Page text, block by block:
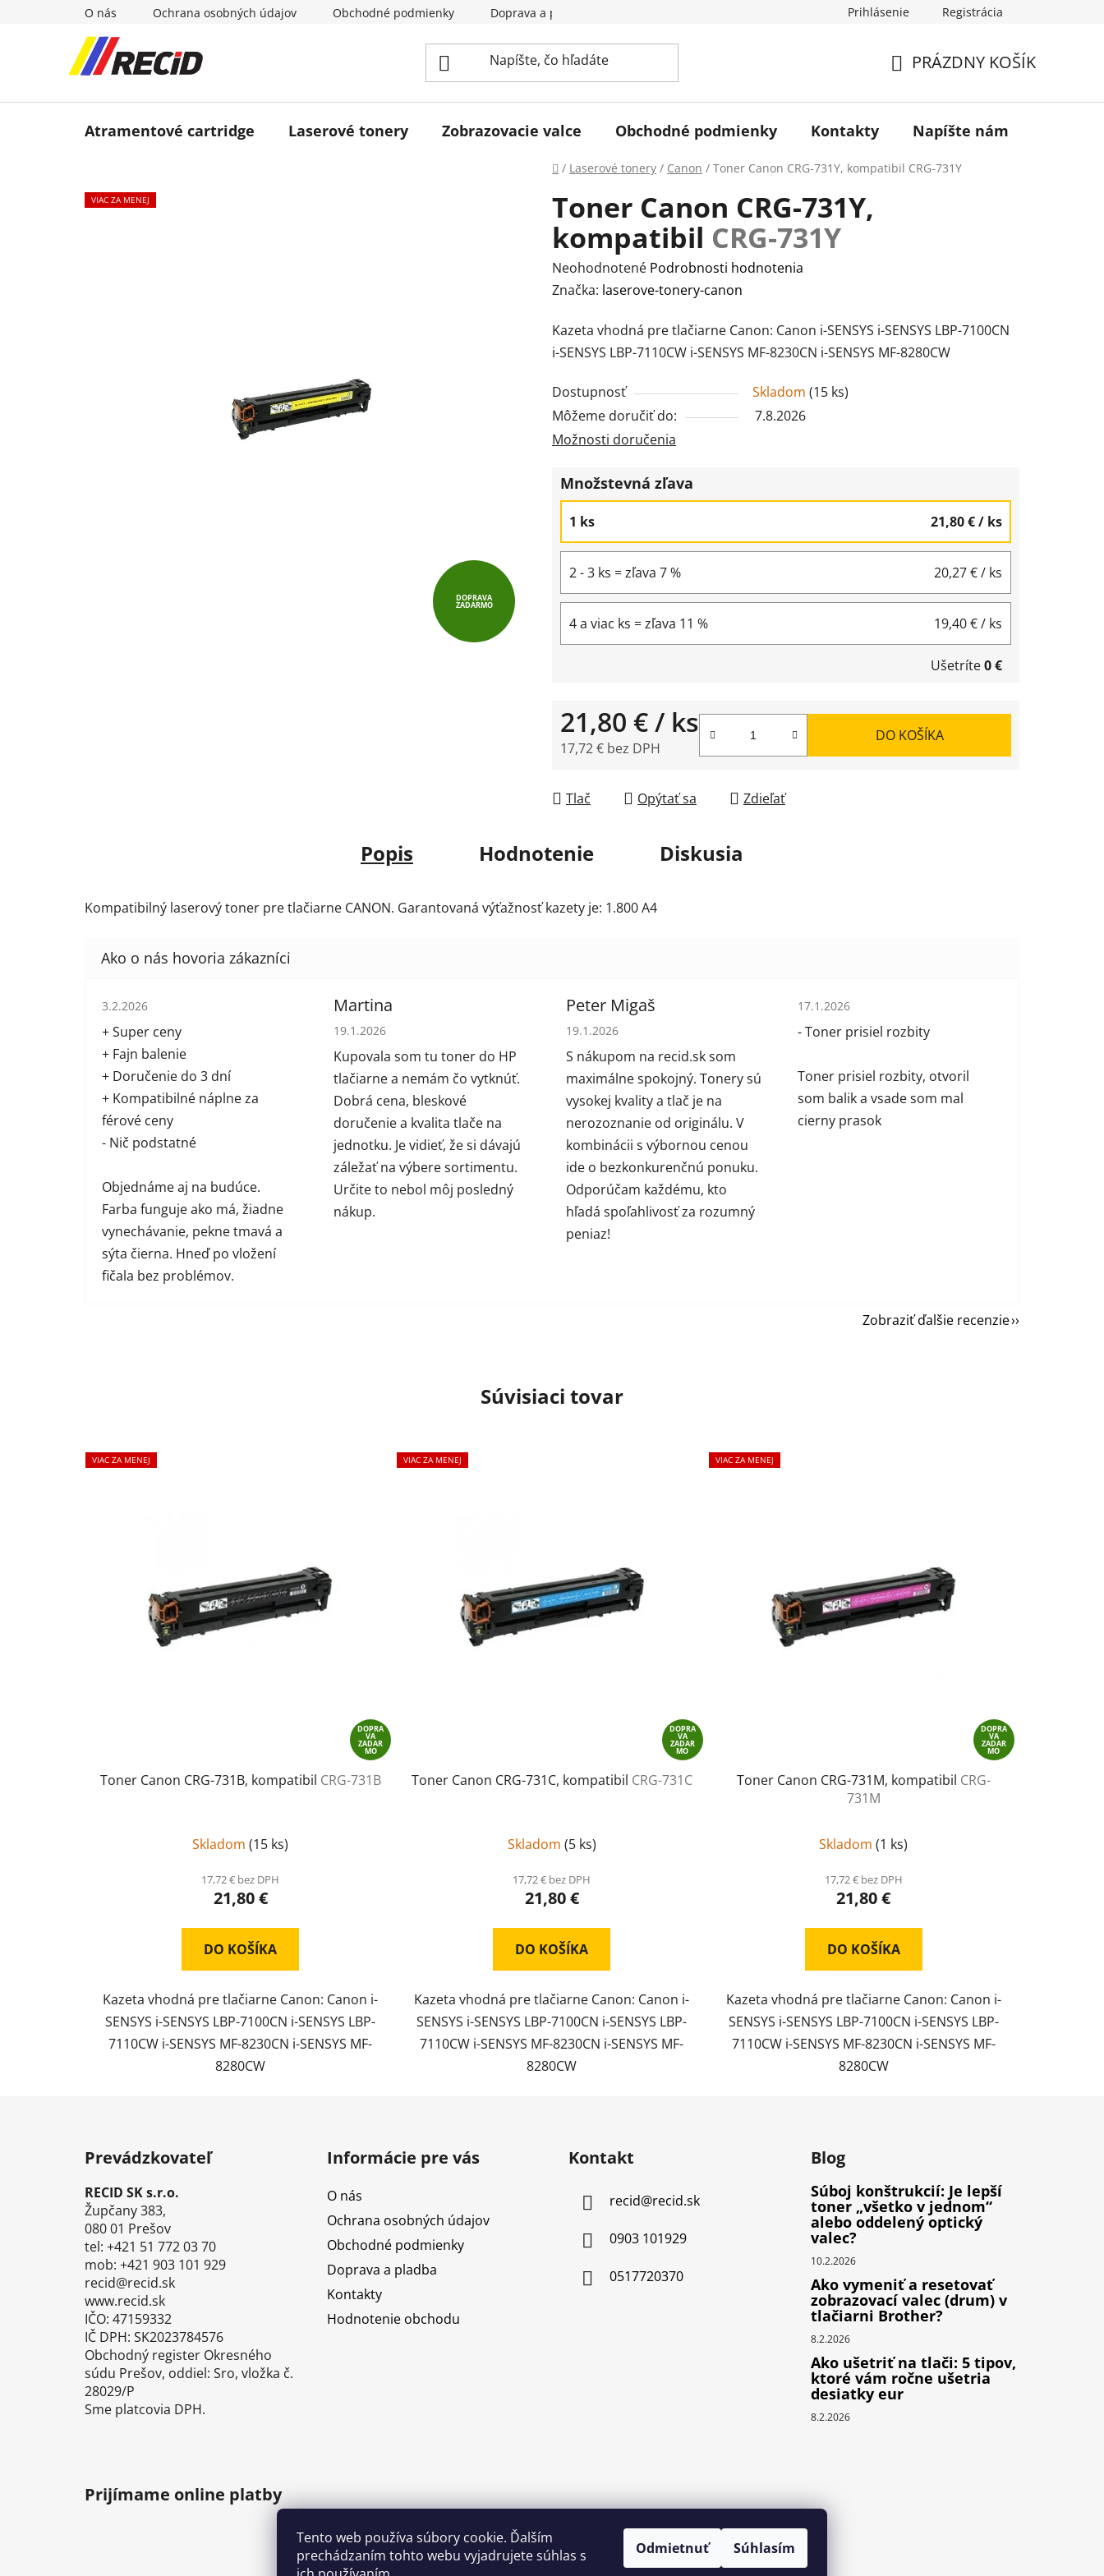
Tento web používa súbory cookie. Ďalším
prechádzaním tohto webu vyjadrujete súhlas s
Odmietnuť Súhlasím
O nás Ochrana osobných údajov Obchodné podmienky Doprava a pladba Prihlásenie Registrácia
KOŠÍK
PRÁZDNY KOŠÍK
Atramentové cartridge Laserové tonery Zobrazovacie valce Obchodné podmienky Kontakty Napíšte nám
Domov
/ Laserové tonery / Canon / Toner Canon CRG-731Y, kompatibil CRG-731Y
Toner Canon CRG-731Y,
kompatibil CRG-731Y
Priemerné
hodnotenie
je
0,0
5
hviezdičiek.
Neohodnotené Podrobnosti hodnotenia
Značka: laserove-tonery-canon
Kazeta vhodná pre tlačiarne Canon: Canon i-SENSYS i-SENSYS LBP-7100CN
i-SENSYS LBP-7110CW i-SENSYS MF-8230CN i-SENSYS MF-8280CW
Dostupnosť Skladom (15 ks)
Môžeme doručiť do:
7.8.2026
Možnosti doručenia
Množstevná zľava
1 ks 21,80 €/ ks
2 - 3 ks = zľava 7 % 20,27 €/ ks
4 a viac ks = zľava 11 % 19,40 €/ ks
Ušetríte0 €
21,80 €/ ks
17,72 € bez DPH
DO KOŠÍKA
Tlač Opýtať sa Zdieľať
VIAC ZA MENEJ
DOPRAVA
ZADARMO
Popis Hodnotenie Diskusia
Kompatibilný laserový toner pre tlačiarne CANON. Garantovaná výťažnosť kazety je: 1.800 A4
Hodnotenie obchodu je 5 z 5 hviezdičiek.
3.2.2026
+ Super ceny
+ Fajn balenie
+ Doručenie do 3 dní
+ Kompatibilné náplne za
férové ceny
- Nič podstatné
Objednáme aj na budúce.
Farba funguje ako má, žiadne
vynechávanie, pekne tmavá a
sýta čierna. Hneď po vložení
fičala bez problémov.
Martina
Hodnotenie obchodu je 5 z 5 hviezdičiek.
19.1.2026
Kupovala som tu toner do HP
tlačiarne a nemám čo vytknúť.
Dobrá cena, bleskové
doručenie a kvalita tlače na
jednotku. Je vidieť, že si dávajú
záležať na výbere sortimentu.
Určite to nebol môj posledný
nákup.
Peter Migaš
Hodnotenie obchodu je 5 z 5 hviezdičiek.
19.1.2026
S nákupom na recid.sk som
maximálne spokojný. Tonery sú
vysokej kvality a tlač je na
nerozoznanie od originálu. V
kombinácii s výbornou cenou
ide o bezkonkurenčnú ponuku.
Odporúčam každému, kto
hľadá spoľahlivosť za rozumný
peniaz!
Hodnotenie obchodu je 1 z 5 hviezdičiek.
17.1.2026
- Toner prisiel rozbity
Toner prisiel rozbity, otvoril
som balik a vsade som mal
cierny prasok
Zobraziť ďalšie recenzie
Súvisiaci tovar
VIAC ZA MENEJ
DOPRA
VA
ZADAR
MO
Toner Canon CRG-731B, kompatibil CRG-731B
Skladom(15 ks)
17,72 € bez DPH
21,80 €
DO KOŠÍKA
Kazeta vhodná pre tlačiarne Canon: Canon i-
SENSYS i-SENSYS LBP-7100CN i-SENSYS LBP-
7110CW i-SENSYS MF-8230CN i-SENSYS MF-
8280CW
VIAC ZA MENEJ
DOPRA
VA
ZADAR
MO
Toner Canon CRG-731C, kompatibil CRG-731C
Skladom (5 ks)
17,72 € bez DPH
21,80 €
DO KOŠÍKA
Kazeta vhodná pre tlačiarne Canon: Canon i-
SENSYS i-SENSYS LBP-7100CN i-SENSYS LBP-
7110CW i-SENSYS MF-8230CN i-SENSYS MF-
8280CW
VIAC ZA MENEJ
DOPRA
VA
ZADAR
MO
Toner Canon CRG-731M, kompatibil CRG-
731M
Skladom(1 ks)
17,72 € bez DPH
21,80 €
DO KOŠÍKA
Kazeta vhodná pre tlačiarne Canon: Canon i-
SENSYS i-SENSYS LBP-7100CN i-SENSYS LBP-
7110CW i-SENSYS MF-8230CN i-SENSYS MF-
8280CW
Prevádzkovateľ
RECID SK s.r.o.
Župčany 383,
080 01 Prešov
tel: +421 51 772 03 70
mob: +421 903 101 929
recid@recid.sk
www.recid.sk
IČO: 47159332
IČ DPH: SK2023784576
Obchodný register Okresného
súdu Prešov, oddiel: Sro, vložka č.
28029/P
Sme platcovia DPH.
Informácie pre vás
O nás
Ochrana osobných údajov
Obchodné podmienky
Doprava a pladba
Kontakty
Hodnotenie obchodu
Kontakt
recid@recid.sk
0903 101929
0517720370
Blog
Súboj konštrukcií: Je lepší
toner „všetko v jednom“
alebo oddelený optický
valec?
10.2.2026
Ako vymeniť a resetovať
zobrazovací valec (drum) v
tlačiarni Brother?
8.2.2026
Ako ušetriť na tlači: 5 tipov,
ktoré vám ročne ušetria
desiatky eur
8.2.2026
Prijímame online platby